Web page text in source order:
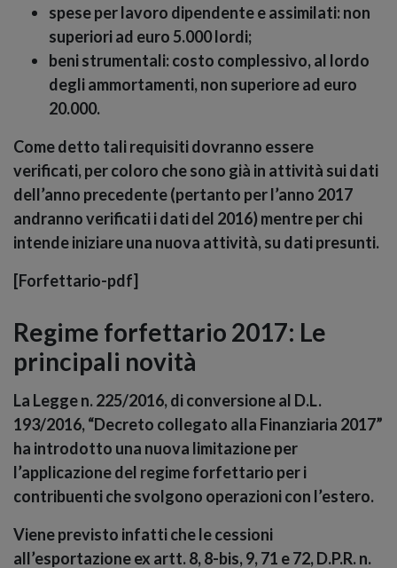
spese per lavoro dipendente e assimilati: non
superiori ad euro 5.000 lordi;
beni strumentali: costo complessivo, al lordo
degli ammortamenti, non superiore ad euro
20.000.
Come detto tali requisiti dovranno essere
verificati, per coloro che sono già in attività sui dati
dell’anno precedente (pertanto per l’anno 2017
andranno verificati i dati del 2016) mentre per chi
intende iniziare una nuova attività, su dati presunti.
[Forfettario-pdf]
Regime forfettario 2017: Le
principali novità
La Legge n. 225/2016, di conversione al D.L.
193/2016, “Decreto collegato alla Finanziaria 2017”
ha introdotto una nuova limitazione per
l’applicazione del regime forfettario per i
contribuenti che svolgono operazioni con l’estero.
Viene previsto infatti che lecessioni
all’esportazioneex artt. 8, 8-bis, 9, 71 e 72, D.P.R. n.